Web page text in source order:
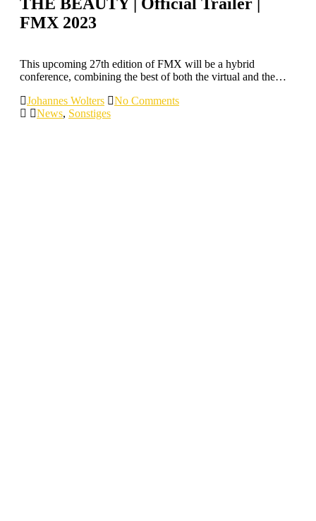
FMX 2023
This upcoming 27th edition of FMX will be a hybrid
conference, combining the best of both the virtual and the…
Johannes Wolters
No Comments
News, Sonstiges